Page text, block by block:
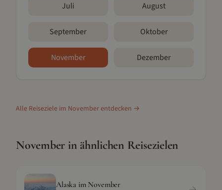
Juli August
September Oktober
November Dezember
Alle Reiseziele im Novemberentdecken →
November in ähnlichen Reisezielen
Alaska im November